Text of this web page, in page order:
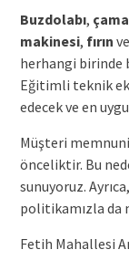
Buzdolabı,
makinesi, fırın
herhangi birinde
Eğitimli teknik
edecek ve en
Müşteri
önceliktir. Bu
sunuyoruz.
politikamızla
Fetih Mahallesi